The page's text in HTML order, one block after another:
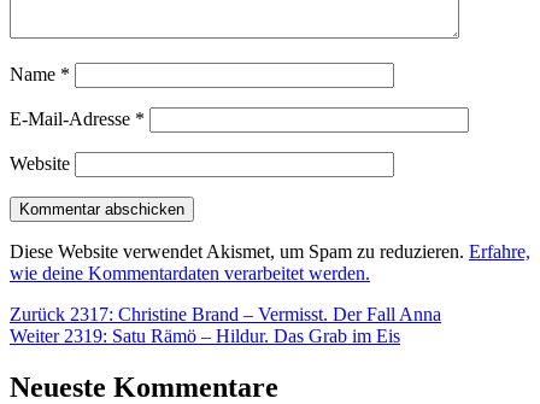
Name *
E-Mail-Adresse *
Website
Diese Website verwendet Akismet, um Spam zu reduzieren. Erfahre,
wie deine Kommentardaten verarbeitet werden.
Beitragsnavigation
Zurück Vorheriger
Beitrag:
2317: Christine Brand – Vermisst. Der Fall Anna
Weiter Nächster
2319: Satu Rämö – Hildur. Das Grab im Eis
Neueste Kommentare